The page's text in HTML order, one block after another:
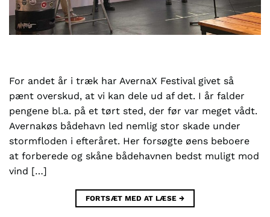
For andet år i træk har AvernaX Festival givet så
pænt overskud, at vi kan dele ud af det. I år falder
pengene bl.a. på et tørt sted, der før var meget vådt.
Avernakøs bådehavn led nemlig stor skade under
stormfloden i efteråret. Her forsøgte øens beboere
at forberede og skåne bådehavnen bedst muligt mod
vind […]
FORTSÆT MED AT LÆSE →